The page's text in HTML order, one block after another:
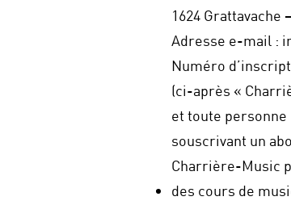
1624 Grattavache
Adresse e-mail :
Numéro
(ci-après «
et toute personne
souscrivant un
Charrière-Music
des cours de